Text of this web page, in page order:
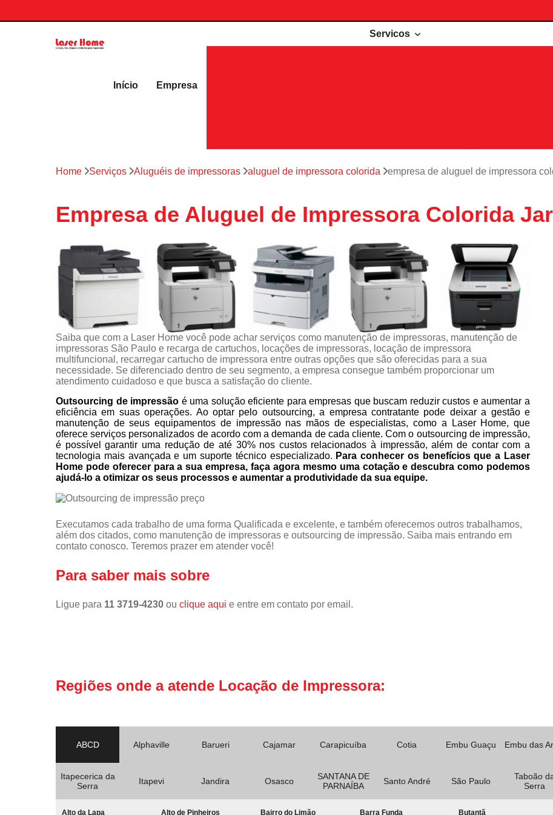
Início Empresa
Servicos
Home Serviços Aluguéis de impressoras aluguel de impressora colorida empresa de aluguel de impressora
Empresa de Aluguel de Impressora Colorida
Saiba que com a Laser Home você pode achar serviços como manutenção de impressoras, manutenção de
impressoras São Paulo e recarga de cartuchos, locações de impressoras, locação de impressora
multifuncional, recarregar cartucho de impressora entre outras opções que são oferecidas para a sua
necessidade. Se diferenciado dentro de seu segmento, a empresa consegue também proporcionar um
atendimento cuidadoso e que busca a satisfação do cliente.
Outsourcing de impressão é uma solução eficiente para empresas que buscam reduzir custos e aumentar a
eficiência em suas operações. Ao optar pelo outsourcing, a empresa contratante pode deixar a gestão e
manutenção de seus equipamentos de impressão nas mãos de especialistas, como a Laser Home, que
oferece serviços personalizados de acordo com a demanda de cada cliente. Com o outsourcing de impressão,
é possível garantir uma redução de até 30% nos custos relacionados à impressão, além de contar com a
tecnologia mais avançada e um suporte técnico especializado. Para conhecer os benefícios que a Laser
Home pode oferecer para a sua empresa, faça agora mesmo uma cotação e descubra como podemos
ajudá-lo a otimizar os seus processos e aumentar a produtividade da sua equipe.
Executamos cada trabalho de uma forma Qualificada e excelente, e também oferecemos outros trabalhamos,
além dos citados, como manutenção de impressoras e outsourcing de impressão. Saiba mais entrando em
contato conosco. Teremos prazer em atender você!
Para saber mais sobre
Ligue para 11 3719-4230 ou clique aqui e entre em contato por email.
Regiões onde a atende Locação de Impressora:
ABCD Alphaville Barueri Cajamar Carapicuíba Cotia Embu Guaçu Embu das
Itapecerica da
Serra
Itapevi Jandira Osasco
SANTANA DE
PARNAÍBA
Santo André São Paulo
Taboão
Serra
Alto da Lapa Alto de Pinheiros Bairro do Limão Barra Funda Butantã